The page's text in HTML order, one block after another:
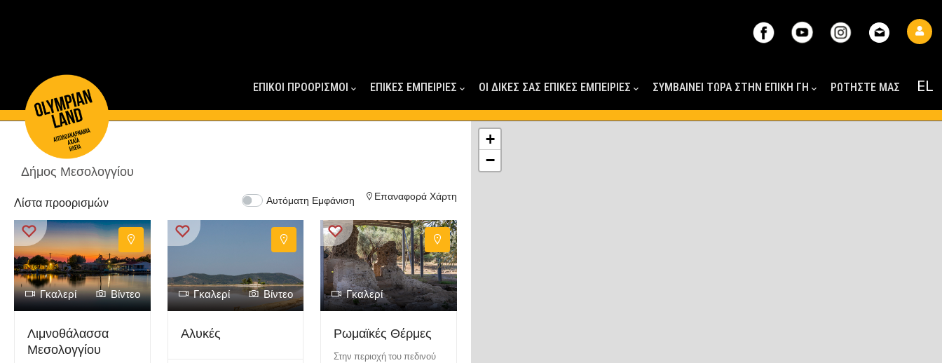
ΕΠΙΚΟΙ ΠΡΟΟΡΙΣΜΟΙ ΕΠΙΚΕΣ ΕΜΠΕΙΡΙΕΣ ΟΙ ΔΙΚΕΣ ΣΑΣ ΕΠΙΚΕΣ ΕΜΠΕΙΡΙΕΣ ΣΥΜΒΑΙΝΕΙ ΤΩΡΑ ΣΤΗΝ ΕΠΙΚΗ ΓΗ ΡΩΤΗΣΤΕ ΜΑΣ
Δήμος Μεσολογγίου
Λίστα προορισμών Αυτόματη Εμφάνιση Επαναφορά Χάρτη
Γκαλερί Βίντεο
Λιμνοθάλασσα
Μεσολογγίου
Γκαλερί Βίντεο
Αλυκές
Γκαλερί
Ρωμαϊκές Θέρμες
Στην περιοχή του πεδινού
+
−